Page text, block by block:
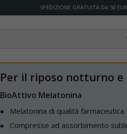
SPEDIZIONE GRATUITA DA 50
Per il riposo notturno
BioAttivo Melatonina
Melatonina di qualità farmaceutica.
Compresse ad assorbimento